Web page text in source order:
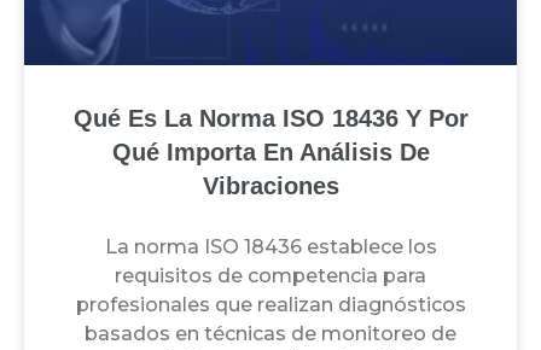
Qué Es La Norma ISO 18436 Y Por
Qué Importa En Análisis De
Vibraciones
La norma ISO 18436 establece los
requisitos de competencia para
profesionales que realizan diagnósticos
basados en técnicas de monitoreo de